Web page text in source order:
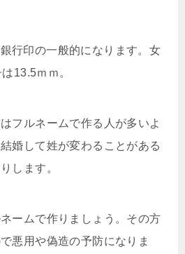
行印の一般的になります。女
13.5ｍｍ。
フルネームで作る人が多いよ
婚して姓が変わることがある
します。
ームで作りましょう。その方
悪用や偽造の予防になりま